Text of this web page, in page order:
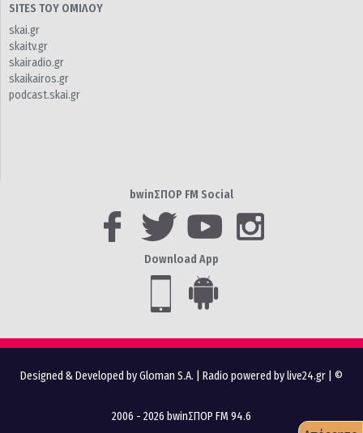
SITES ΤΟΥ ΟΜΙΛΟΥ
skai.gr
skaitv.gr
skairadio.gr
skaikairos.gr
podcast.skai.gr
bwinΣΠΟΡ FM Social
Download App
Designed & Developed by Gloman S.A. Radio powered by live24.gr | ©
2006 - 2026 bwinΣΠΟΡ FM 94.6